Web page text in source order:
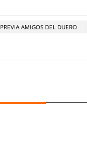
PREVIA AMIGOS DEL DUERO